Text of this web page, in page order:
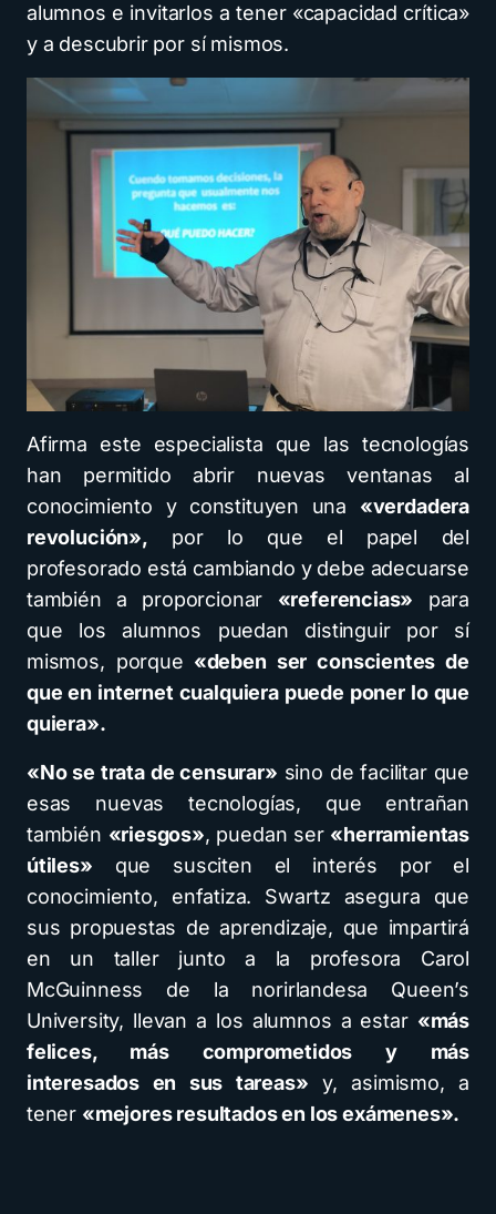
alumnos e invitarlos a tener «capacidad crítica»
y a descubrir por sí mismos.
Afirma este especialista que las tecnologías
han permitido abrir nuevas ventanas al
conocimiento y constituyen una «verdadera
revolución», por lo que el papel del
profesorado está cambiando y debe adecuarse
también a proporcionar «referencias» para
que los alumnos puedan distinguir por sí
mismos, porque «deben ser conscientes de
que en internet cualquiera puede poner lo que
quiera».
«No se trata de censurar» sino de facilitar que
esas nuevas tecnologías, que entrañan
también «riesgos», puedan ser «herramientas
útiles» que susciten el interés por el
conocimiento, enfatiza. Swartz asegura que
sus propuestas de aprendizaje, que impartirá
en un taller junto a la profesora Carol
McGuinness de la norirlandesa Queen’s
University, llevan a los alumnos a estar «más
felices, más comprometidos y más
interesados en sus tareas» y, asimismo, a
tener «mejores resultados en los exámenes».